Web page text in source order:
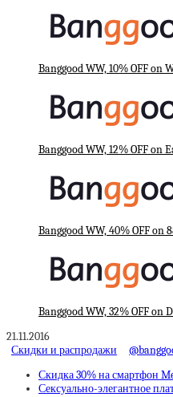
Banggood WW, 10% OFF on
Banggood WW, 12% OFF on
Banggood WW, 40% OFF on
Banggood WW, 32% OFF on
21.11.2016
Скидки и распродажи
Скидка 30% на смартфон
Сексуально-элегантное